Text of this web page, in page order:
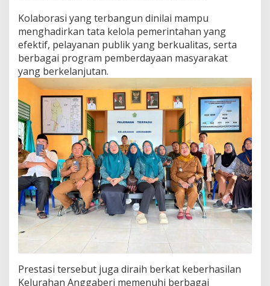
S
u
l
t
r
a
2
0
6
S
a
p
W
a
k
i
l
i
r
o
v
Kolaborasi yang terbangun dinilai mampu
menghadirkan tata kelola pemerintahan yang
efektif, pelayanan publik yang berkualitas, serta
berbagai program pemberdayaan masyarakat
yang berkelanjutan.
Prestasi tersebut juga diraih berkat keberhasilan
Kelurahan Anggaberi memenuhi berbagai